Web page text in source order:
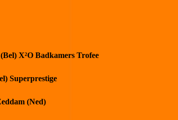
X²O Badkamers Trofee
Superprestige
(Ned)